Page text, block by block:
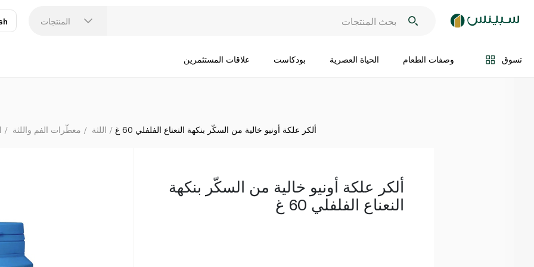
المنتجات
تسوق وصفات الطعام الحياة العصرية بودكاست علاقات المستثمرين
اضف الى السلة
معطّرات الفم واللثة اللثة ألكر علكة أونيو خالية من السكّر بنكهة النعناع الفلفلي 60 غ
ألكر علكة أونيو خالية من السكّر بنكهة
النعناع الفلفلي 60 غ